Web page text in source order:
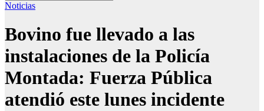
Noticias
Bovino fue llevado a las
instalaciones de la Policía
Montada: Fuerza Pública
atendió este lunes incidente